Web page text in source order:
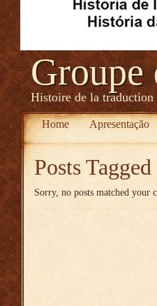
Groupe
Histoire de la
Home Apresentação
Posts Tagged
Sorry, no posts matched your